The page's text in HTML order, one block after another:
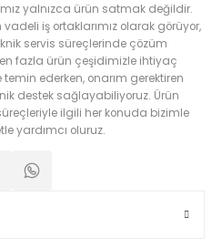
yalnızca ürün satmak değildir.
iş ortaklarımız olarak görüyor,
servis süreçlerinde çözüm
fazla ürün çeşidimizle ihtiyaç
ederken, onarım gerektiren
destek sağlayabiliyoruz. Ürün
ilgili her konuda bizimle
yardımcı oluruz.